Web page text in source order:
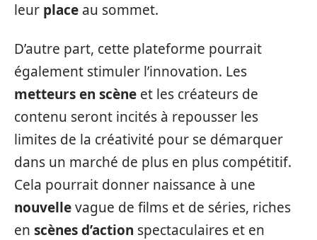
leur place au sommet.
D’autre part, cette plateforme pourrait
également stimuler l’innovation. Les
metteurs en scène et les créateurs de
contenu seront incités à repousser les
limites de la créativité pour se démarquer
dans un marché de plus en plus compétitif.
Cela pourrait donner naissance à une
nouvellevague de films et de séries, riches
en scènes d’action spectaculaires et en